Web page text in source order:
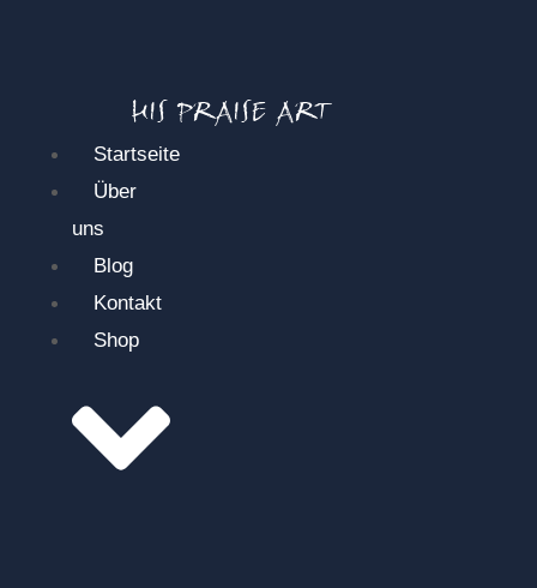
HIS PRAISE ART
Startseite
Über
uns
Blog
Kontakt
Shop